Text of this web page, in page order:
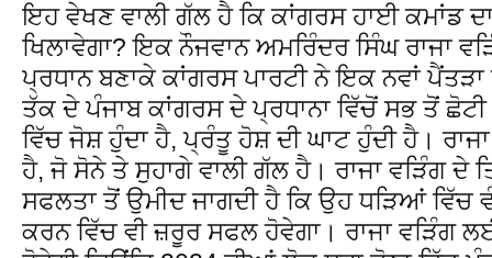
ਇਹ ਵੇਖਣ ਵਾਲੀ ਗੱਲ ਹੈ ਕਿ ਕਾਂਗਰਸ ਹਾਈ ਕਮਾਂਡ
ਖਿਲਾਵੇਗਾ? ਇਕ ਨੌਜਵਾਨ ਅਮਰਿੰਦਰ ਸਿੰਘ ਰਾਜਾ
ਪ੍ਰਧਾਨ ਬਣਾਕੇ ਕਾਂਗਰਸ ਪਾਰਟੀ ਨੇ ਇਕ ਨਵਾਂ
ਤੱਕ ਦੇ ਪੰਜਾਬ ਕਾਂਗਰਸ ਦੇ ਪ੍ਰਧਾਨਾ ਵਿੱਚੋਂ ਸਭ ਤੋਂ
ਵਿੱਚ ਜੋਸ਼ ਹੁੰਦਾ ਹੈ, ਪ੍ਰੰਤੂ ਹੋਸ਼ ਦੀ ਘਾਟ ਹੁੰਦੀ ਹੈ।
ਹੈ, ਜੋ ਸੋਨੇ ਤੇ ਸੁਹਾਗੇ ਵਾਲੀ ਗੱਲ ਹੈ। ਰਾਜਾ ਵੜਿੰਗ ਦੇ
ਸਫਲਤਾ ਤੋਂ ਉਮੀਦ ਜਾਗਦੀ ਹੈ ਕਿ ਉਹ ਧੜਿਆਂ ਵਿੱਚ
ਕਰਨ ਵਿੱਚ ਵੀ ਜ਼ਰੂਰ ਸਫਲ ਹੋਵੇਗਾ। ਰਾਜਾ ਵੜਿੰਗ